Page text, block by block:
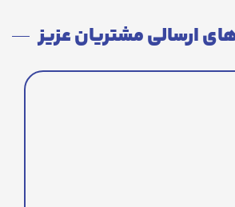
ارسالی مشتریان عزیز